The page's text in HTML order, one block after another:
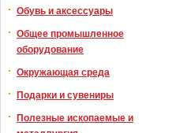
Обувь и аксессуары
Общее промышленное
оборудование
Окружающая среда
Подарки и сувениры
Полезные ископаемые и